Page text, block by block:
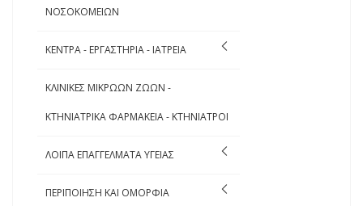
ΝΟΣΟΚΟΜΕΙΩΝ
ΚΕΝΤΡΑ - ΕΡΓΑΣΤΗΡΙΑ - ΙΑΤΡΕΙΑ
ΚΛΙΝΙΚΕΣ ΜΙΚΡΩΩΝ ΖΩΩΝ -
ΚΤΗΝΙΑΤΡΙΚΑ ΦΑΡΜΑΚΕΙΑ - ΚΤΗΝΙΑΤΡΟΙ
ΛΟΙΠΑ ΕΠΑΓΓΕΛΜΑΤΑ ΥΓΕΙΑΣ
ΠΕΡΙΠΟΙΗΣΗ ΚΑΙ ΟΜΟΡΦΙΑ